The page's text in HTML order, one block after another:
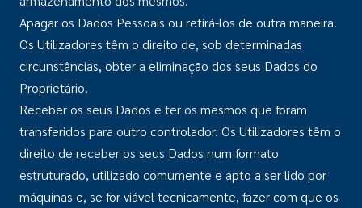
Apagar os Dados Pessoais ou retirá-los de outra maneira.
Os Utilizadores têm o direito de, sob determinadas
circunstâncias, obter a eliminação dos seus Dados do
Proprietário.
Receber os seus Dados e ter os mesmos que foram
transferidos para outro controlador. Os Utilizadores têm o
direito de receber os seus Dados num formato
estruturado, utilizado comumente e apto a ser lido por
máquinas e, se for viável tecnicamente, fazer com que os